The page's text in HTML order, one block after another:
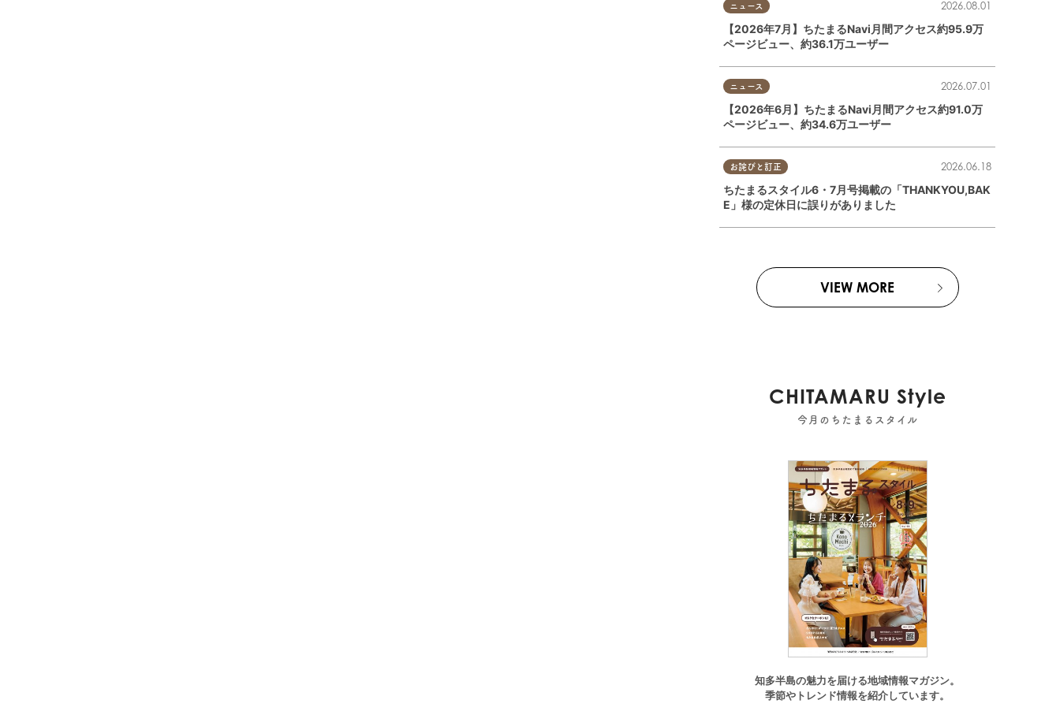
ニュース 2026.08.01
【2026年7月】ちたまるNavi月間アクセス約95.9万
ページビュー、約36.1万ユーザー
ニュース 2026.07.01
【2026年6月】ちたまるNavi月間アクセス約91.0万
ページビュー、約34.6万ユーザー
お詫びと訂正 2026.06.18
ちたまるスタイル6・7月号掲載の「THANKYOU,BAK
E」様の定休日に誤りがありました
VIEW MORE
CHITAMARU Style
今月のちたまるスタイル
知多半島の魅力を届ける地域情報マガジン。
季節やトレンド情報を紹介しています。